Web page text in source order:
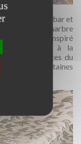
restaurant, du bar et
de marbre
du client inspiré
références à la
espaces du
de certaines